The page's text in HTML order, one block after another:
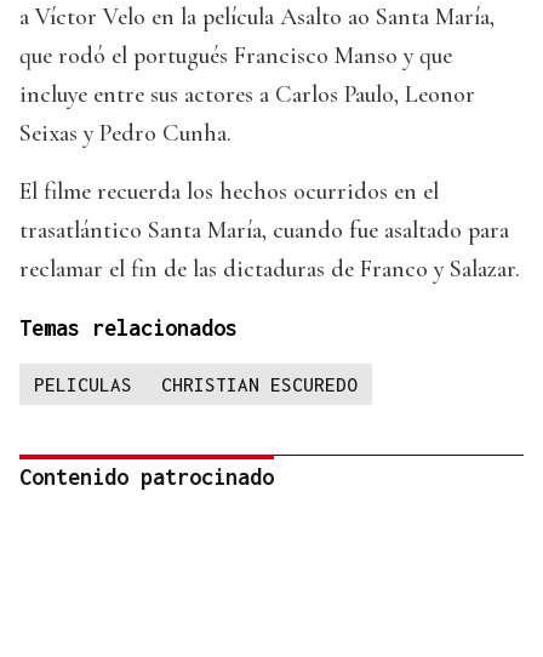
a Víctor Velo en la película Asalto ao Santa María,
que rodó el portugués Francisco Manso y que
incluye entre sus actores a Carlos Paulo, Leonor
Seixas y Pedro Cunha.
El filme recuerda los hechos ocurridos en el
trasatlántico Santa María, cuando fue asaltado para
reclamar el fin de las dictaduras de Franco y Salazar.
Temas relacionados
PELICULAS CHRISTIAN ESCUREDO
Contenido patrocinado